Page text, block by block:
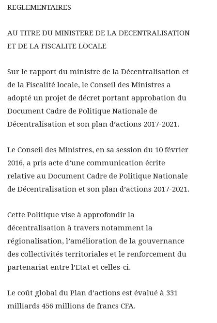
REGLEMENTAIRES
AU TITRE DU MINISTERE DE LA DECENTRALISATION
ET DE LA FISCALITE LOCALE
Sur le rapport du ministre de la Décentralisation et
de la Fiscalité locale, le Conseil des Ministres a
adopté un projet de décret portant approbation du
Document Cadre de Politique Nationale de
Décentralisation et son plan d’actions 2017-2021.
Le Conseil des Ministres, en sa session du 10 février
2016, a pris acte d’une communication écrite
relative au Document Cadre de Politique Nationale
de Décentralisation et son plan d’actions 2017-2021.
Cette Politique vise à approfondir la
décentralisation à travers notamment la
régionalisation, l’amélioration de la gouvernance
des collectivités territoriales et le renforcement du
partenariat entre l’Etat et celles-ci.
Le coût global du Plan d’actions est évalué à 331
milliards 456 millions de francs CFA.